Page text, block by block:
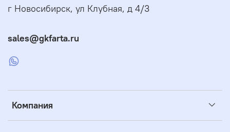
Компания
г Новосибирск, ул Клубная, д 4/3
sales@gkfarta.ru